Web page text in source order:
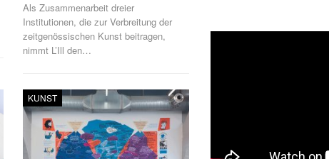
Als Zusammenarbeit dreier
Institutionen, die zur Verbreitung der
zeitgenössischen Kunst beitragen,
nimmt L’Ill den…
KUNST